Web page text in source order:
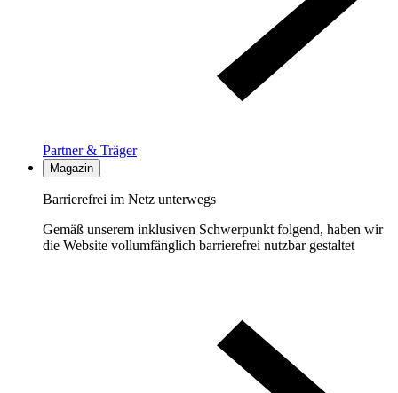
Partner & Träger
Magazin
Barrierefrei im Netz unterwegs
Gemäß unserem inklusiven Schwerpunkt folgend, haben wir
die Website vollumfänglich barrierefrei nutzbar gestaltet